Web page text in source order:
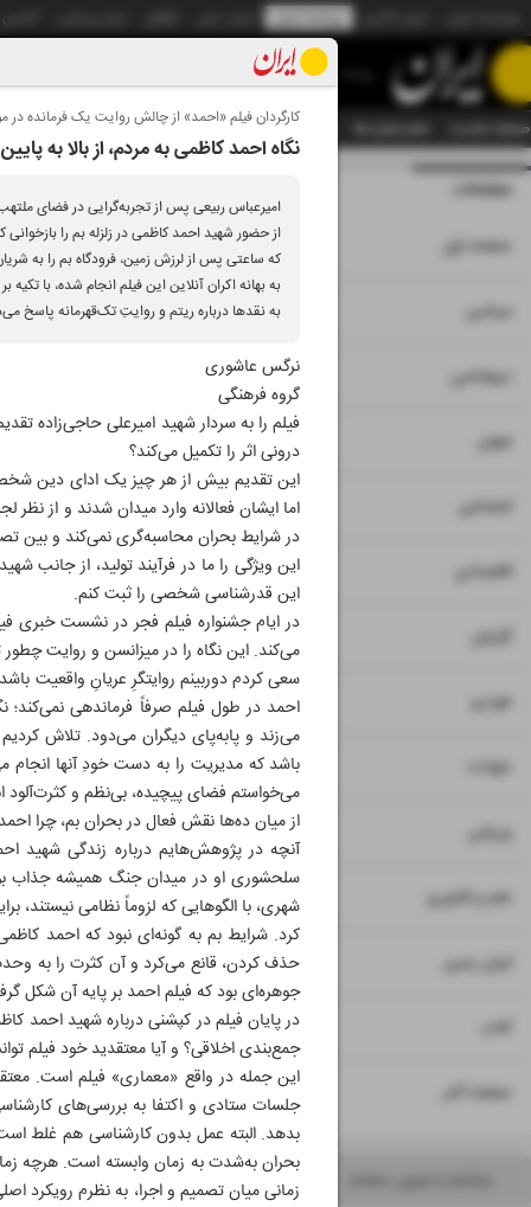
صفحه نخست تمام ویژه نامه ها سازمان آگهی‌ها دستیار
کارگردان فیلم «احمد» از چالش روایت یک فرمانده
نگاه احمد کاظمی به مردم، از بالا به
از حضور شهید احمد کاظمی در زلزله بم را
که ساعتی پس از لرزش زمین، فرودگاه بم را به
به بهانه اکران آنلاین این فیلم انجام شده، با
به نقدها درباره ریتم و روایتِ تک‌قهرمانه پاسخ
نرگس عاشوری
گروه فرهنگی
فیلم را به سردار شهید امیرعلی حاجی‌زاده
درونی اثر را تکمیل می‌کند؟
این تقدیم بیش از هر چیز یک ادای دین شخصی
اما ایشان فعالانه وارد میدان شدند و از
در شرایط بحران محاسبه‌گری نمی‌کند و بین
این ویژگی را ما در فرآیند تولید، از
این قدرشناسی شخصی را ثبت کنم.
در ایام جشنواره فیلم فجر در نشست خبری
می‌کند. این نگاه را در میزانسن و روایت
سعی کردم دوربینم روایتگرِ عریانِ
احمد در طول فیلم صرفاً فرماندهی
می‌زند و پا‌به‌پای دیگران می‌دود. تلاش
باشد که مدیریت را به دست خودِ آنها انجام
می‌خواستم فضای پیچیده، بی‌نظم و
از میان ده‌ها نقش فعال در بحران بم، چرا
آنچه در پژوهش‌هایم درباره زندگی
سلحشوری او در میدان جنگ همیشه جذاب
شهری، با الگوهایی که لزوماً نظامی
کرد. شرایط بم به گونه‌ای نبود که احمد
حذف کردن، قانع می‌کرد و آن کثرت را به
جوهره‌ای بود که فیلم احمد بر پایه آن شکل
در پایان فیلم در کپشنی درباره شهید
جمع‌بندی اخلاقی؟ و آیا معتقدید خود فیلم
این جمله در واقع «معماری» فیلم است.
جلسات ستادی و اکتفا به بررسی‌های
بدهد. البته عمل بدون کارشناسی هم غلط
بحران به‌شدت به زمان وابسته است. هرچه
زمانی میان تصمیم و اجرا، به نظرم
صفحات
صفحه اول ۱
سیاسی ۲ ۳
دیپلماسی ۴
جهان ۵
اجتماعی ۶
اقتصادی ۷ ۸
گزارش ۹
خودرو ۱۰
حوادث ۱۱
ورزشی ۱۲
علم و فناوری ۱۳
ایران زمین ۱۴
کتاب ۱۵
صفحه آخر ۱۶